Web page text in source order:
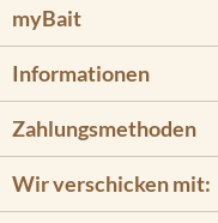
11
2
rD
e/
45
myBait
Informationen
Zahlungsmethoden
Wir verschicken mit: